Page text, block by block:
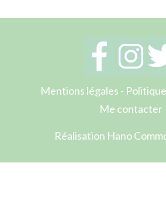
Mentions légales -
Me contacter
Réalisation Hano